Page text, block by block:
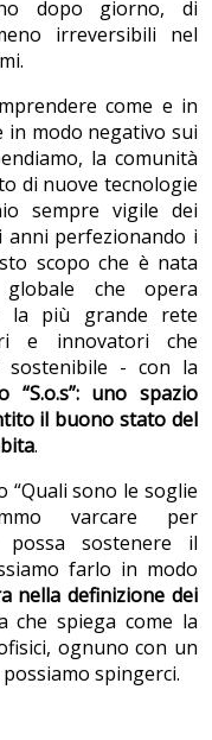
dopo giorno, di
irreversibili nel
come e in
in modo negativo sui
la comunità
di nuove tecnologie
sempre vigile dei
perfezionando i
scopo che è nata
che opera
la più grande rete
e innovatori che
- con la
uno spazio
il buono stato del
.
“Quali sono le soglie
varcare per
possa sostenere il
farlo in modo
nella definizione dei
che spiega come la
ognuno con un
spingerci.